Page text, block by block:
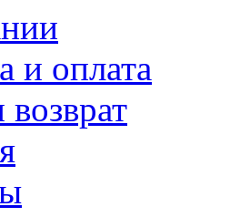
и оплата